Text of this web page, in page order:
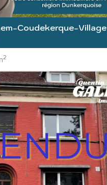
Coudekerque-Village